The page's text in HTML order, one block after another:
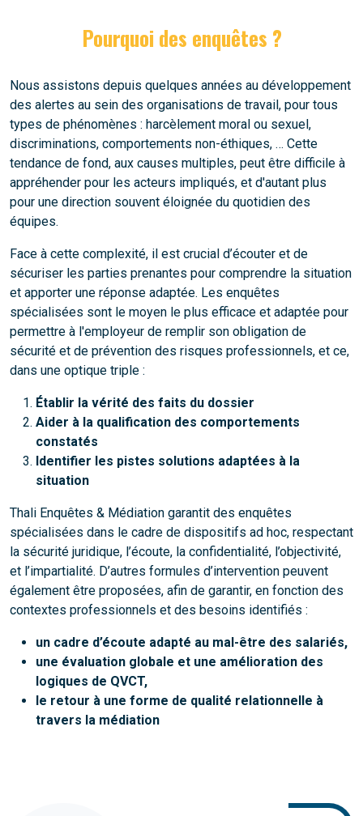
Pourquoi des enquêtes ?
Nous assistons depuis quelques années au développement
des alertes au sein des organisations de travail, pour tous
types de phénomènes : harcèlement moral ou sexuel,
discriminations, comportements non-éthiques, … Cette
tendance de fond, aux causes multiples, peut être difficile à
appréhender pour les acteurs impliqués, et d'autant plus
pour une direction souvent éloignée du quotidien des
équipes.
Face à cette complexité, il est crucial d’écouter et de
sécuriser les parties prenantes pour comprendre la situation
et apporter une réponse adaptée. Les enquêtes
spécialisées sont le moyen le plus efficace et adaptée pour
permettre à l'employeur de remplir son obligation de
sécurité et de prévention des risques professionnels, et ce,
dans une optique triple :
Établir la vérité des faits du dossier
Aider à la qualification des comportements
constatés
Identifier les pistes solutions adaptées à la
situation
Thali Enquêtes & Médiation garantit des enquêtes
spécialisées dans le cadre de dispositifs ad hoc, respectant
la sécurité juridique, l’écoute, la confidentialité, l’objectivité,
et l’impartialité. D’autres formules d’intervention peuvent
également être proposées, afin de garantir, en fonction des
contextes professionnels et des besoins identifiés :
un cadre d’écoute adapté au mal-être des salariés,
une évaluation globale et une amélioration des
logiques de QVCT,
le retour à une forme de qualité relationnelle à
travers la médiation